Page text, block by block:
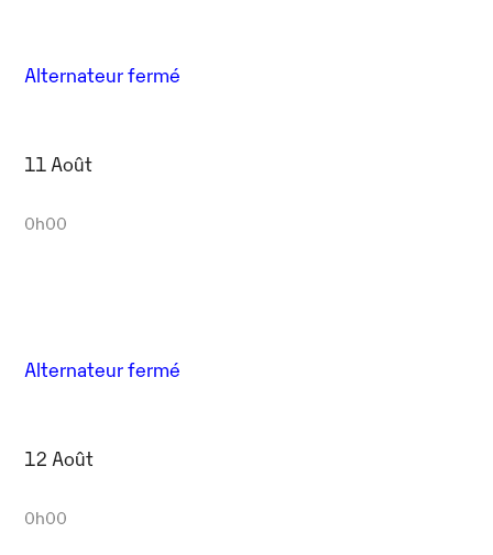
Alternateur fermé
11 Août
0h00
Alternateur fermé
12 Août
0h00